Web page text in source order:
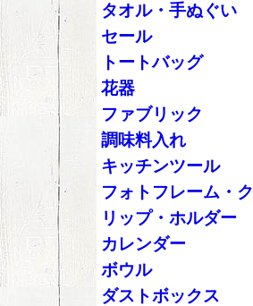
タオル・手ぬぐい
セール
トートバッグ
花器
ファブリック
調味料入れ
キッチンツール
フォトフレーム・ク
リップ・ホルダー
カレンダー
ボウル
ダストボックス